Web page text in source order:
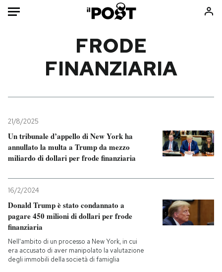
Mondo
Tecnologia
Internet
Scienza
Libri
Ok Boomer!
Media
Mondiali calcio 2026
PODCAST
FRODE
FINANZIARIA
21/8/2025
Un tribunale d’appello di New York ha
annullato la multa a Trump da mezzo
miliardo di dollari per frode finanziaria
16/2/2024
Donald Trump è stato condannato a
pagare 450 milioni di dollari per frode
finanziaria
Nell'ambito di un processo a New York, in cui
era accusato di aver manipolato la valutazione
degli immobili della società di famiglia